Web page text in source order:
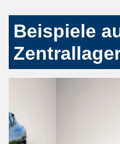
Beispiele